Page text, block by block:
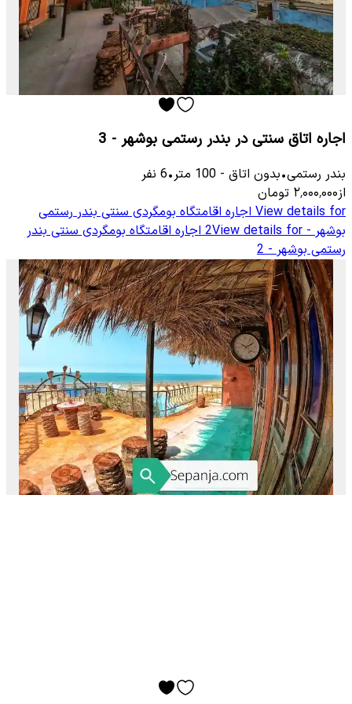
اجاره اتاق سنتی در بندر رستمی بوشهر - 3
بندر رستمی•بدون اتاق -
100 متر•
6 نفر
از۲٬۰۰۰٬۰۰۰ تومان
View details for اجاره اقامتگاه بومگردی سنتی بندر رستمی
بوشهر - 2View details for اجاره اقامتگاه بومگردی سنتی بندر
رستمی بوشهر - 2